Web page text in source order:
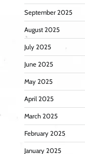
September 2025
August 2025
July 2025
June 2025
May 2025
April 2025
March 2025
February 2025
January 2025